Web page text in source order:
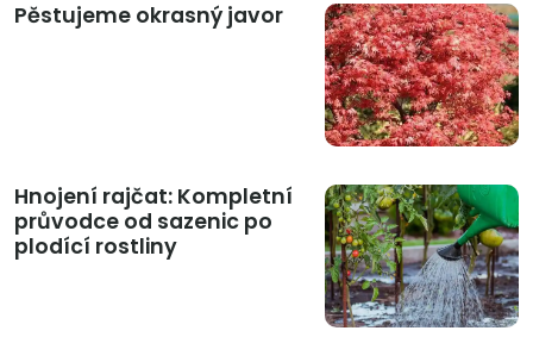
Pěstujeme okrasný javor
Hnojení rajčat: Kompletní
průvodce od sazenic po
plodící rostliny